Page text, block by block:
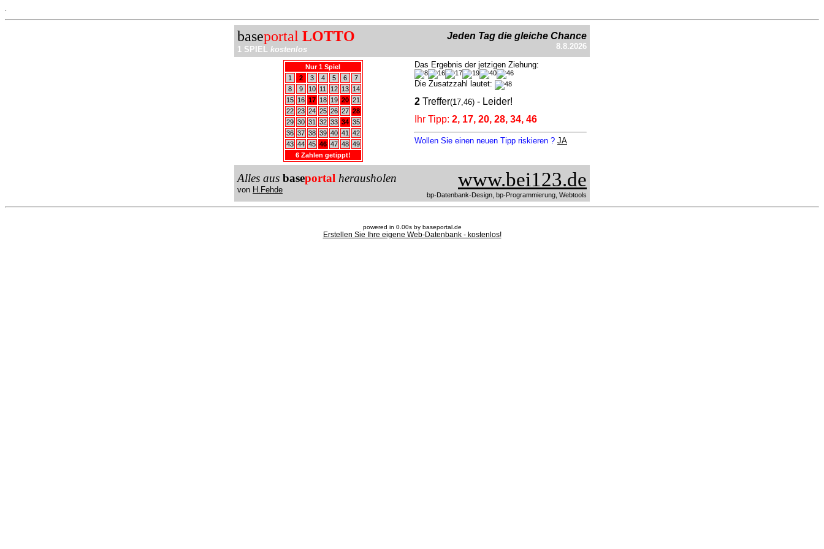
baseportal LOTTO
1 SPIEL kostenlos
Jeden Tag die gleiche Chance
8.8.2026
Nur 1 Spiel
1
2 3 4 5 6
7
8
9 10 11 12 13
14
15
16 17 18 19 20 21
22 23 24 25 26 27 28
29 30 31 32 33 34 35
36 37 38 39 40 41
42
43 44 45 46 47 48 49
6 Zahlen getippt!
Das Ergebnis der jetzigen Ziehung:
Die Zusatzzahl lautet:
2 Treffer(17,46) - Leider!
Ihr Tipp: 2, 17, 20, 28, 34, 46
Wollen Sie einen neuen Tipp riskieren ? JA
Alles aus baseportal herausholen
von H.Fehde www.bei123.de
bp-Datenbank-Design, bp-Programmierung, Webtools
powered in 0.00s by baseportal.de
Erstellen Sie Ihre eigene Web-Datenbank - kostenlos!